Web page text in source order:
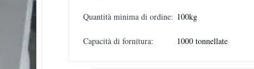
Quantità minima di ordine: 100kg
Capacità di fornitura: 1000 tonnellate